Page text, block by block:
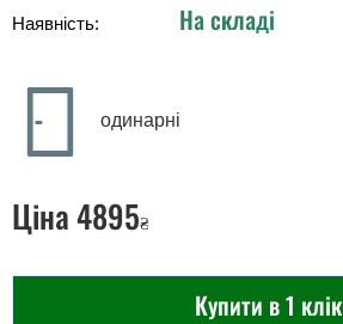
Наявність: На складі
одинарні
Ціна4895₴
Купити в 1 клік